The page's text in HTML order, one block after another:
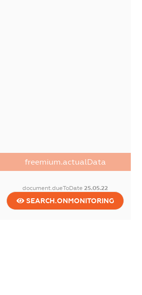
freemium.actualData
document.dueToDate25.05.22
SEARCH.ONMONITORING